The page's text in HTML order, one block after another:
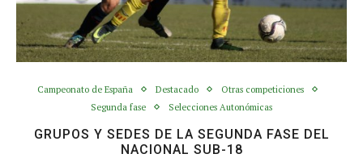
Campeonato de España Destacado
Otras competiciones
Segunda fase
Selecciones Autonómicas
GRUPOS Y SEDES DE LA SEGUNDA FASE DEL
NACIONAL SUB-18